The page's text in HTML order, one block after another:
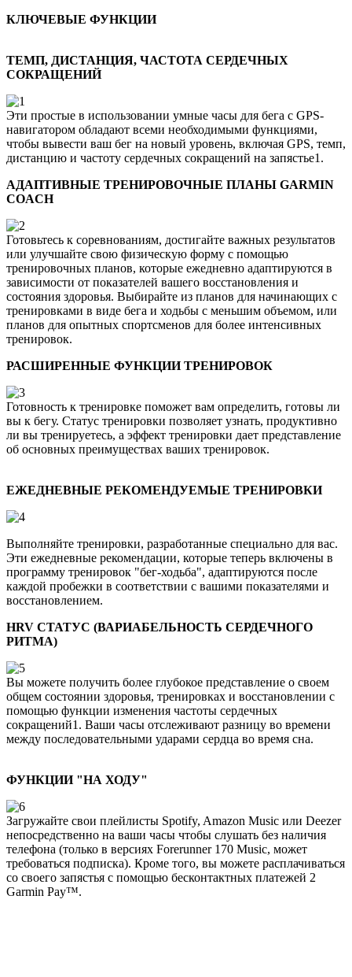
КЛЮЧЕВЫЕ ФУНКЦИИ
ТЕМП, ДИСТАНЦИЯ, ЧАСТОТА СЕРДЕЧНЫХ
СОКРАЩЕНИЙ
Эти простые в использовании умные часы для бега с GPS-
навигатором обладают всеми необходимыми функциями,
чтобы вывести ваш бег на новый уровень, включая GPS, темп,
дистанцию и частоту сердечных сокращений на запястье1.
АДАПТИВНЫЕ ТРЕНИРОВОЧНЫЕ ПЛАНЫ GARMIN
COACH
Готовьтесь к соревнованиям, достигайте важных результатов
или улучшайте свою физическую форму с помощью
тренировочных планов, которые ежедневно адаптируются в
зависимости от показателей вашего восстановления и
состояния здоровья. Выбирайте из планов для начинающих с
тренировками в виде бега и ходьбы с меньшим объемом, или
планов для опытных спортсменов для более интенсивных
тренировок.
РАСШИРЕННЫЕ ФУНКЦИИ ТРЕНИРОВОК
Готовность к тренировке поможет вам определить, готовы ли
вы к бегу. Статус тренировки позволяет узнать, продуктивно
ли вы тренируетесь, а эффект тренировки дает представление
об основных преимуществах ваших тренировок.
ЕЖЕДНЕВНЫЕ РЕКОМЕНДУЕМЫЕ ТРЕНИРОВКИ
Выполняйте тренировки, разработанные специально для вас.
Эти ежедневные рекомендации, которые теперь включены в
программу тренировок "бег-ходьба", адаптируются после
каждой пробежки в соответствии с вашими показателями и
восстановлением.
HRV СТАТУС (ВАРИАБЕЛЬНОСТЬ СЕРДЕЧНОГО
РИТМА)
Вы можете получить более глубокое представление о своем
общем состоянии здоровья, тренировках и восстановлении с
помощью функции изменения частоты сердечных
сокращений1. Ваши часы отслеживают разницу во времени
между последовательными ударами сердца во время сна.
ФУНКЦИИ "НА ХОДУ"
Загружайте свои плейлисты Spotify, Amazon Music или Deezer
непосредственно на ваши часы чтобы слушать без наличия
телефона (только в версиях Forerunner 170 Music, может
требоваться подписка). Кроме того, вы можете расплачиваться
со своего запястья с помощью бесконтактных платежей 2
Garmin Pay™.